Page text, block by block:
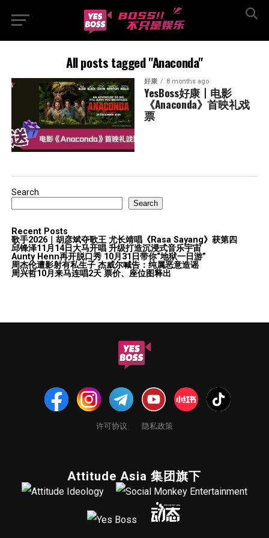
All posts tagged "Anaconda"
好康 8 months ago
YesBoss好康丨电影
《Anaconda》首映礼戏
票
Search
Search
Recent Posts
歌手2026｜胡彦斌夺歌王 尤长靖唱《Rasa Sayang》获第四
邱锋泽11月14日大马开唱 升级打造沉浸式音乐宇宙
Aunty Henn再开脱口秀 10月31日带你“地狱一日游”
周杰伦遭影射有私生子 杰威尔喊告：纯属恶意造谣
周兴哲10月来马连唱2天 票价、座位图释出
许可协议 隐私政策
Attitude Asia 集团旗下